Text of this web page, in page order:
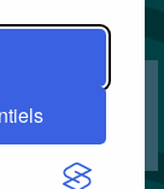
des
Framework
n°92.
cliquant ici.